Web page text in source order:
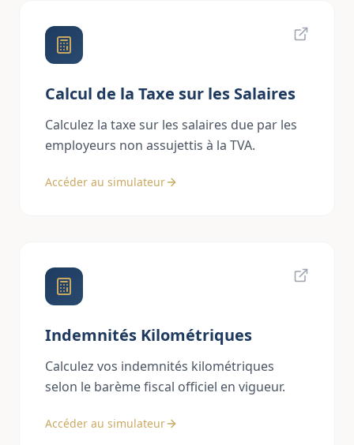
Calcul de la Taxe sur les Salaires
Calculez la taxe sur les salaires due par les
employeurs non assujettis à la TVA.
Accéder au simulateur
Indemnités Kilométriques
Calculez vos indemnités kilométriques
selon le barème fiscal officiel en vigueur.
Accéder au simulateur